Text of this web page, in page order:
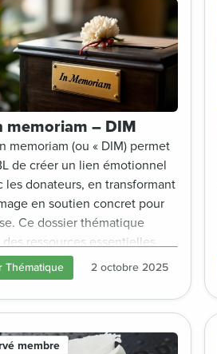
memoriam – DIM
memoriam (ou « DIM) permet
de créer un lien émotionnel
les donateurs, en transformant
en soutien concret pour
Ce dossier thématique
ressources essentielles
et juridique) pour
cette démarche :
de communication sensibles,
dédiés, retours
bonnes pratiques
Thématique 2 octobre 2025
membre